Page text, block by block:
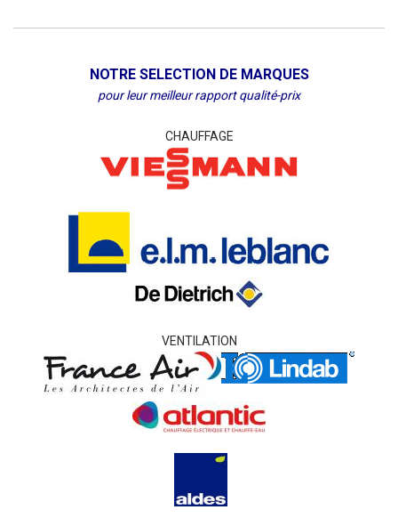
NOTRE SELECTION DE MARQUES
pour leur meilleur rapport qualité-prix
CHAUFFAGE
VENTILATION